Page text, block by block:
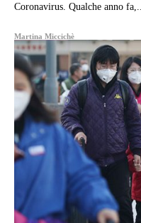
Coronavirus. Qualche anno fa,...
Martina Miccichè